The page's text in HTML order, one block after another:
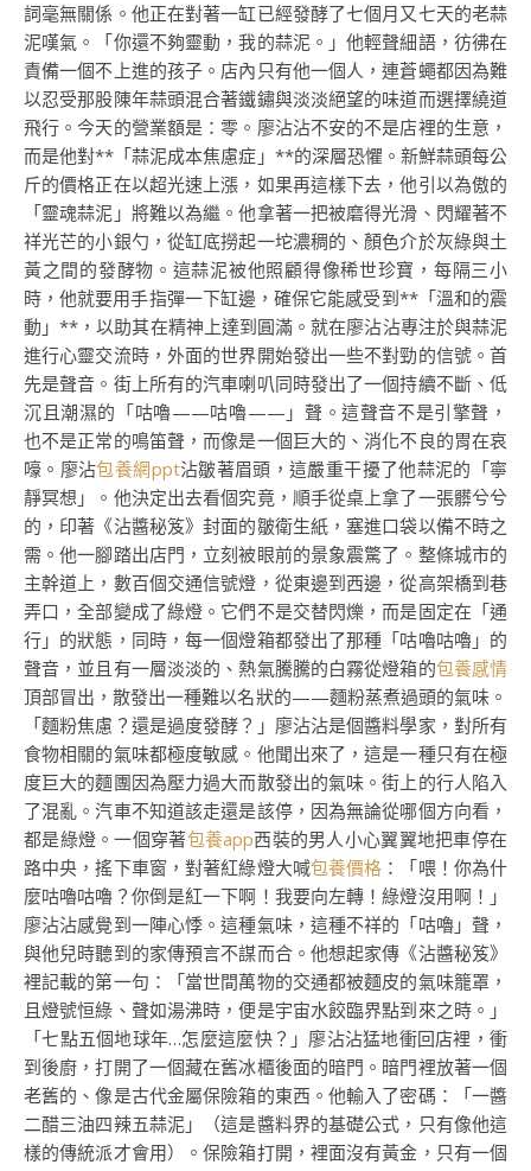
詞毫無關係。他正在對著一缸已經發酵了七個月又七天的老蒜
泥嘆氣。「你還不夠靈動，我的蒜泥。」他輕聲細語，彷彿在
責備一個不上進的孩子。店內只有他一個人，連蒼蠅都因為難
以忍受那股陳年蒜頭混合著鐵鏽與淡淡絕望的味道而選擇繞道
飛行。今天的營業額是：零。廖沾沾不安的不是店裡的生意，
而是他對**「蒜泥成本焦慮症」**的深層恐懼。新鮮蒜頭每公
斤的價格正在以超光速上漲，如果再這樣下去，他引以為傲的
「靈魂蒜泥」將難以為繼。他拿著一把被磨得光滑、閃耀著不
祥光芒的小銀勺，從缸底撈起一坨濃稠的、顏色介於灰綠與土
黃之間的發酵物。這蒜泥被他照顧得像稀世珍寶，每隔三小
時，他就要用手指彈一下缸邊，確保它能感受到**「溫和的震
動」**，以助其在精神上達到圓滿。就在廖沾沾專注於與蒜泥
進行心靈交流時，外面的世界開始發出一些不對勁的信號。首
先是聲音。街上所有的汽車喇叭同時發出了一個持續不斷、低
沉且潮濕的「咕嚕——咕嚕——」聲。這聲音不是引擎聲，
也不是正常的鳴笛聲，而像是一個巨大的、消化不良的胃在哀
嚎。廖沾包養網ppt沾皺著眉頭，這嚴重干擾了他蒜泥的「寧
靜冥想」。他決定出去看個究竟，順手從桌上拿了一張髒兮兮
的，印著《沾醬秘笈》封面的皺衛生紙，塞進口袋以備不時之
需。他一腳踏出店門，立刻被眼前的景象震驚了。整條城市的
主幹道上，數百個交通信號燈，從東邊到西邊，從高架橋到巷
弄口，全部變成了綠燈。它們不是交替閃爍，而是固定在「通
行」的狀態，同時，每一個燈箱都發出了那種「咕嚕咕嚕」的
聲音，並且有一層淡淡的、熱氣騰騰的白霧從燈箱的包養感情
頂部冒出，散發出一種難以名狀的——麵粉蒸煮過頭的氣味。
「麵粉焦慮？還是過度發酵？」廖沾沾是個醬料學家，對所有
食物相關的氣味都極度敏感。他聞出來了，這是一種只有在極
度巨大的麵團因為壓力過大而散發出的氣味。街上的行人陷入
了混亂。汽車不知道該走還是該停，因為無論從哪個方向看，
都是綠燈。一個穿著包養app西裝的男人小心翼翼地把車停在
路中央，搖下車窗，對著紅綠燈大喊包養價格 ：「喂！你為什
麼咕嚕咕嚕？你倒是紅一下啊！我要向左轉！綠燈沒用啊！」
廖沾沾感覺到一陣心悸。這種氣味，這種不祥的「咕嚕」聲，
與他兒時聽到的家傳預言不謀而合。他想起家傳《沾醬秘笈》
裡記載的第一句：「當世間萬物的交通都被麵皮的氣味籠罩，
且燈號恒綠、聲如湯沸時，便是宇宙水餃臨界點到來之時。」
「七點五個地球年…怎麼這麼快？」廖沾沾猛地衝回店裡，衝
到後廚，打開了一個藏在舊冰櫃後面的暗門。暗門裡放著一個
老舊的、像是古代金屬保險箱的東西。他輸入了密碼：「一醬
二醋三油四辣五蒜泥」（這是醬料界的基礎公式，只有像他這
樣的傳統派才會用）。保險箱打開，裡面沒有黃金，只有一個